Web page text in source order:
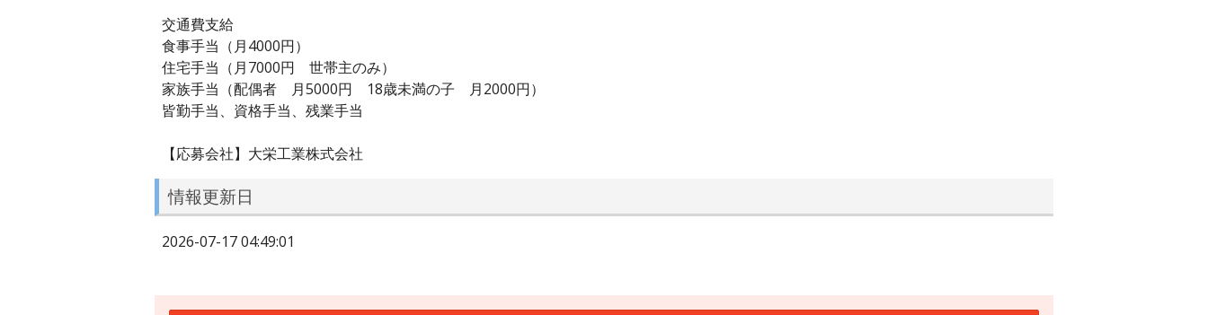
交通費支給
食事手当（月4000円）
住宅手当（月7000円 世帯主のみ）
家族手当（配偶者 月5000円 18歳未満の子 月2000円）
皆勤手当、資格手当、残業手当
【応募会社】大栄工業株式会社
情報更新日
2026-07-17 04:49:01